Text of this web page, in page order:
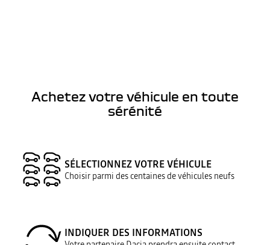
Achetez votre véhicule en toute
sérénité
SÉLECTIONNEZ VOTRE VÉHICULE
Choisir parmi des centaines de véhicules neufs
INDIQUER DES INFORMATIONS